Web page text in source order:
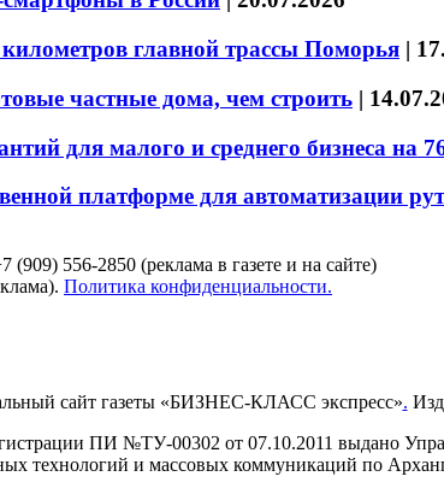
главной трассы Поморья |
частные дома, чем строить |
для малого и среднего бизнеса на
платформе для автоматизации
556-2850 (реклама в газете и на сайте)
Политика конфиденциальности.
сайт газеты «БИЗНЕС-КЛАСС экспресс».
ПИ №ТУ-00302 от 07.10.2011 выдано
технологий и массовых коммуникаций по